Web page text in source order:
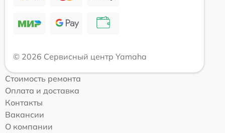
© 2026 Сервисный центр Yamaha
Стоимость ремонта
Оплата и доставка
Контакты
Вакансии
О компании